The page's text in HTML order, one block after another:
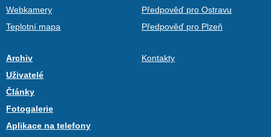
Webkamery
Teplotní mapa
Předpověď pro Ostravu
Předpověď pro Plzeň
Archiv
Uživatelé
Články
Fotogalerie
Aplikace na telefony
Kontakty